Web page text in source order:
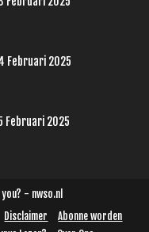
Februari 2025
Februari 2025
- nwso.nl
Disclaimer
Abonne worden